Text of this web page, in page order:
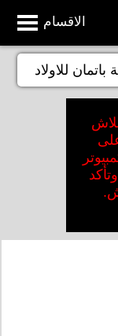
الاقسام
باتمان للاولاد